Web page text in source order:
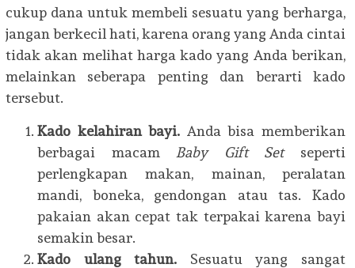
cukup dana untuk membeli sesuatu yang berharga,
jangan berkecil hati, karena orang yang Anda cintai
tidak akan melihat harga kado yang Anda berikan,
melainkan seberapa penting dan berarti kado
tersebut.
Kado kelahiran bayi. Anda bisa memberikan
berbagai macam Baby Gift Setseperti
perlengkapan makan, mainan, peralatan
mandi, boneka, gendongan atau tas. Kado
pakaian akan cepat tak terpakai karena bayi
semakin besar.
Kado ulang tahun. Sesuatu yang sangat